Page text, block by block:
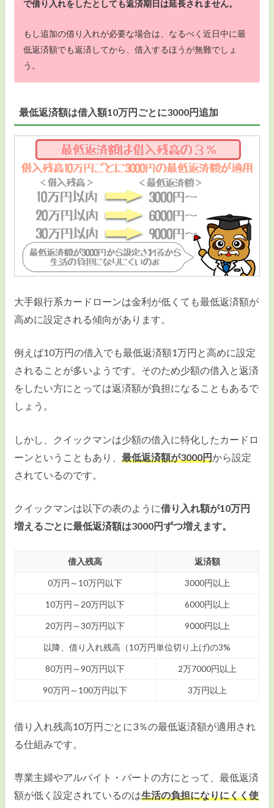
で借り入れをしたとしても返済期日は延長されません。
もし追加の借り入れが必要な場合は、なるべく近日中に最
低返済額でも返済してから、借入するほうが無難でしょ
う。
最低返済額は借入額10万円ごとに3000円追加
大手銀行系カードローンは金利が低くても最低返済額が
高めに設定される傾向があります。
例えば10万円の借入でも最低返済額1万円と高めに設定
されることが多いようです。そのため少額の借入と返済
をしたい方にとっては返済額が負担になることもあるで
しょう。
しかし、クイックマンは少額の借入に特化したカードロ
ーンということもあり、最低返済額が3000円から設定
されているのです。
クイックマンは以下の表のように借り入れ額が10万円
増えるごとに最低返済額は3000円ずつ増えます。
借入残高 返済額
0万円～10万円以下 3000円以上
10万円～20万円以下 6000円以上
20万円～30万円以下 9000円以上
以降、借り入れ残高（10万円単位切り上げ)の3%
80万円～90万円以下 2万7000円以上
90万円～100万円以下 3万円以上
借り入れ残高10万円ごとに3％の最低返済額が適用され
る仕組みです。
専業主婦やアルバイト・パートの方にとって、最低返済
額が低く設定されているのは生活の負担になりにくく使